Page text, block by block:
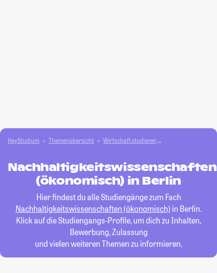
HeyStudium Themenübersicht Wirtschaft studieren
Nachhaltigkeitswissenschaften
(ökonomisch) in Berlin
Hier findest du alle Studiengänge zum Fach
Nachhaltigkeitswissenschaften (ökonomisch) in Berlin.
Klick auf die Studiengangs-Profile, um dich zu Inhalten,
Bewerbung, Zulassung
und vielen weiteren Themen zu informieren.